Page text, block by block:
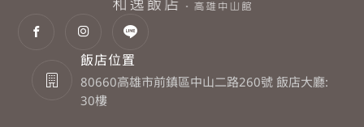
飯店位置
80660高雄市前鎮區中山二路260號 飯店大廳:
30樓